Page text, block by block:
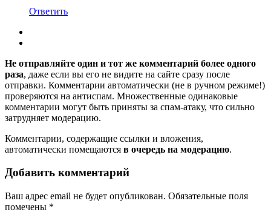
Ответить
Не отправляйте один и тот же комментарий более одного
раза, даже если вы его не видите на сайте сразу после
отправки. Комментарии автоматически (не в ручном режиме!)
проверяются на антиспам. Множественные одинаковые
комментарии могут быть приняты за спам-атаку, что сильно
затрудняет модерацию.
Комментарии, содержащие ссылки и вложения,
автоматически помещаются в очередь на модерацию.
Добавить комментарий
Ваш адрес email не будет опубликован. Обязательные поля
помечены *